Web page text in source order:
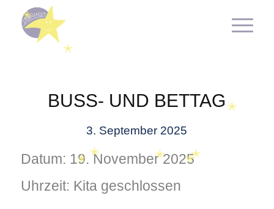
BUSS- UND BETTAG
3. September 2025
Datum: 19. November 2025
Uhrzeit: Kita geschlossen
✭ ✭
✭
✭
✭
✭
✭